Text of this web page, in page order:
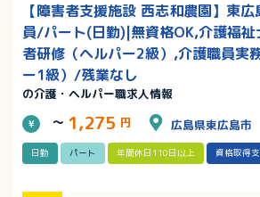
【障害者支援施設 西志和農園】東
員/パート(日勤)|無資格OK,介護福祉
者研修（ヘルパー2級）,介護職員実
ー1級）/残業なし
の介護・ヘルパー職求人情報
～ 1,275 円 広島県東広島市
日勤 パート 年間休日110日以上 資格取得